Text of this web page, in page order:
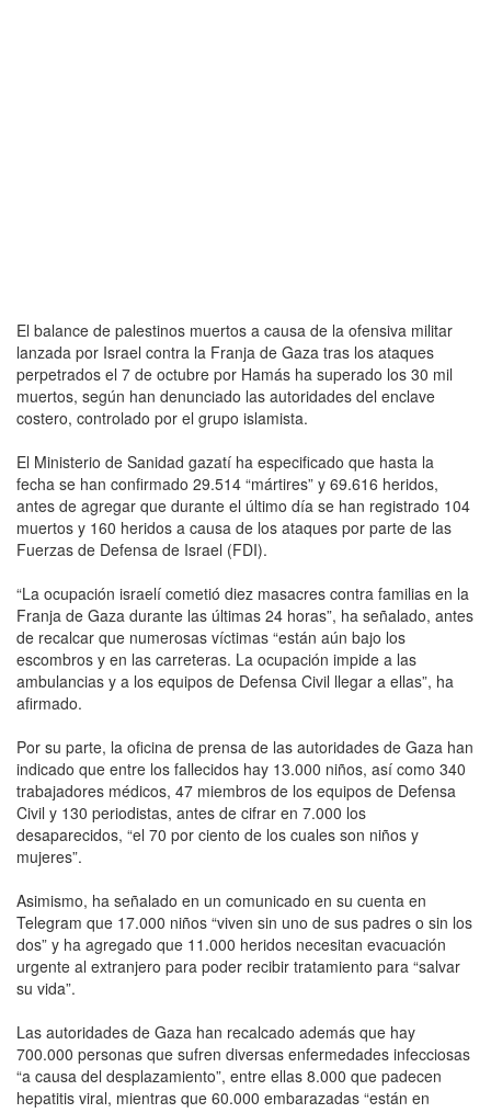
El balance de palestinos muertos a causa de la ofensiva militar
lanzada por Israel contra la Franja de Gaza tras los ataques
perpetrados el 7 de octubre por Hamás ha superado los 30 mil
muertos, según han denunciado las autoridades del enclave
costero, controlado por el grupo islamista.
El Ministerio de Sanidad gazatí ha especificado que hasta la
fecha se han confirmado 29.514 “mártires” y 69.616 heridos,
antes de agregar que durante el último día se han registrado 104
muertos y 160 heridos a causa de los ataques por parte de las
Fuerzas de Defensa de Israel (FDI).
“La ocupación israelí cometió diez masacres contra familias en la
Franja de Gaza durante las últimas 24 horas”, ha señalado, antes
de recalcar que numerosas víctimas “están aún bajo los
escombros y en las carreteras. La ocupación impide a las
ambulancias y a los equipos de Defensa Civil llegar a ellas”, ha
afirmado.
Por su parte, la oficina de prensa de las autoridades de Gaza han
indicado que entre los fallecidos hay 13.000 niños, así como 340
trabajadores médicos, 47 miembros de los equipos de Defensa
Civil y 130 periodistas, antes de cifrar en 7.000 los
desaparecidos, “el 70 por ciento de los cuales son niños y
mujeres”.
Asimismo, ha señalado en un comunicado en su cuenta en
Telegram que 17.000 niños “viven sin uno de sus padres o sin los
dos” y ha agregado que 11.000 heridos necesitan evacuación
urgente al extranjero para poder recibir tratamiento para “salvar
su vida”.
Las autoridades de Gaza han recalcado además que hay
700.000 personas que sufren diversas enfermedades infecciosas
“a causa del desplazamiento”, entre ellas 8.000 que padecen
hepatitis viral, mientras que 60.000 embarazadas “están en